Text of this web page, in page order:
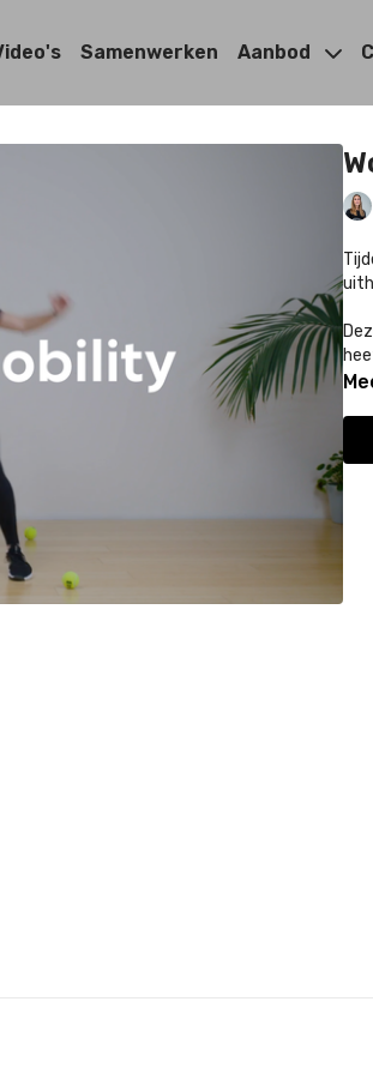
Samenwerken Aanbod